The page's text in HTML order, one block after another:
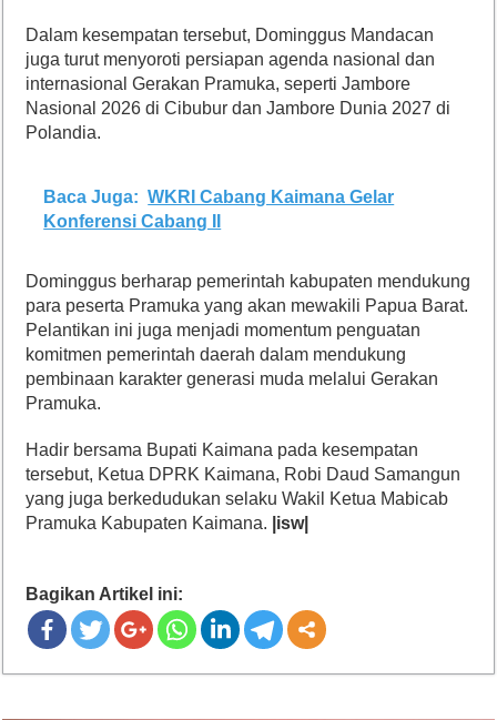
Dalam kesempatan tersebut, Dominggus Mandacan
juga turut menyoroti persiapan agenda nasional dan
internasional Gerakan Pramuka, seperti Jambore
Nasional 2026 di Cibubur dan Jambore Dunia 2027 di
Polandia.
Baca Juga: WKRI Cabang Kaimana Gelar
Konferensi Cabang II
Dominggus berharap pemerintah kabupaten mendukung
para peserta Pramuka yang akan mewakili Papua Barat.
Pelantikan ini juga menjadi momentum penguatan
komitmen pemerintah daerah dalam mendukung
pembinaan karakter generasi muda melalui Gerakan
Pramuka.
Hadir bersama Bupati Kaimana pada kesempatan
tersebut, Ketua DPRK Kaimana, Robi Daud Samangun
yang juga berkedudukan selaku Wakil Ketua Mabicab
Pramuka Kabupaten Kaimana. |isw|
Bagikan Artikel ini: